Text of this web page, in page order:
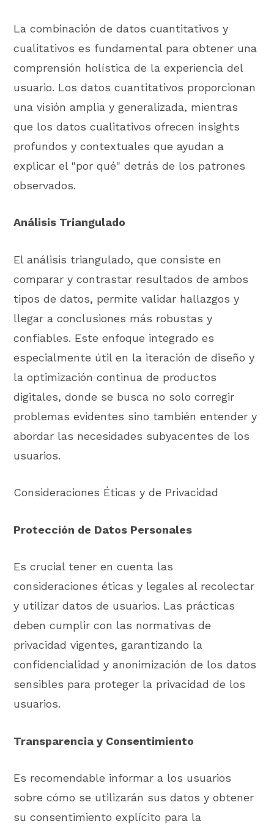
La combinación de datos cuantitativos y
cualitativos es fundamental para obtener una
comprensión holística de la experiencia del
usuario. Los datos cuantitativos proporcionan
una visión amplia y generalizada, mientras
que los datos cualitativos ofrecen insights
profundos y contextuales que ayudan a
explicar el "por qué" detrás de los patrones
observados.
Análisis Triangulado
El análisis triangulado, que consiste en
comparar y contrastar resultados de ambos
tipos de datos, permite validar hallazgos y
llegar a conclusiones más robustas y
confiables. Este enfoque integrado es
especialmente útil en la iteración de diseño y
la optimización continua de productos
digitales, donde se busca no solo corregir
problemas evidentes sino también entender y
abordar las necesidades subyacentes de los
usuarios.
Consideraciones Éticas y de Privacidad
Protección de Datos Personales
Es crucial tener en cuenta las
consideraciones éticas y legales al recolectar
y utilizar datos de usuarios. Las prácticas
deben cumplir con las normativas de
privacidad vigentes, garantizando la
confidencialidad y anonimización de los datos
sensibles para proteger la privacidad de los
usuarios.
Transparencia y Consentimiento
Es recomendable informar a los usuarios
sobre cómo se utilizarán sus datos y obtener
su consentimiento explícito para la